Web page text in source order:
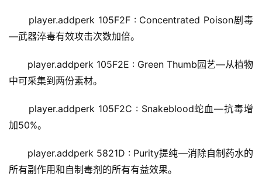
player.addperk 105F2F : Concentrated Poison剧毒
—武器淬毒有效攻击次数加倍。
player.addperk 105F2E : Green Thumb园艺—从植物
中可采集到两份素材。
player.addperk 105F2C : Snakeblood蛇血—抗毒增
加50%。
player.addperk 5821D : Purity提纯—消除自制药水的
所有副作用和自制毒剂的所有有益效果。